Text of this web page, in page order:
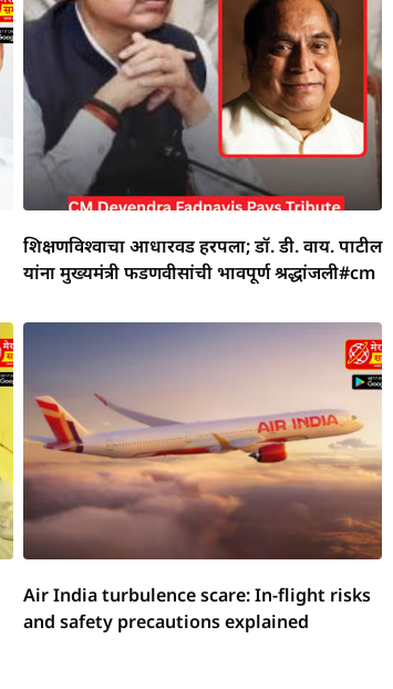
शिक्षणविश्वाचा आधारवड हरपला; डॉ. डी. वाय. पाटील
यांना मुख्यमंत्री फडणवीसांची भावपूर्ण श्रद्धांजली#cm
Air India turbulence scare: In-flight risks
and safety precautions explained